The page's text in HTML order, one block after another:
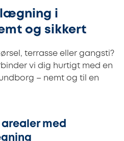
i
og sikkert
terrasse eller gangsti?
vi dig hurtigt med en
– nemt og til en
med